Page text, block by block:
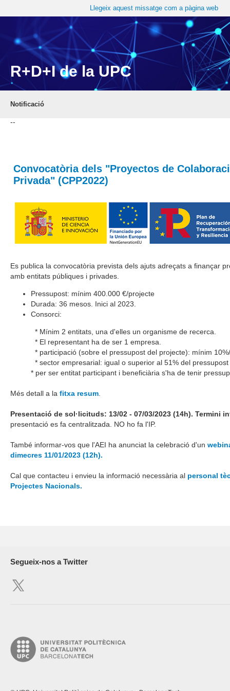
Llegeix aquest missatge com a pàgina web
R+D+I de la UPC
Notificació
--
Convocatòria dels "Proyectos de
Privada" (CPP2022)
Es publica la convocatòria prevista dels ajuts adreçats a finançar
amb entitats públiques i privades.
Pressupost: mínim 400.000 €/projecte
Durada: 36 mesos. Inici al 2023.
Consorci:
* Mínim 2 entitats, una d'elles un organisme de recerca.
* El representant ha de ser 1 empresa.
* participació (sobre el pressupost del projecte): mínim
* sector empresarial: igual o superior al 51% del pressupost
* per ser entitat participant i beneficiària s'ha de tenir
Més detall a la fitxa resum
Presentació de sol·licituds: 13/02 - 07/03/2023 (14h). Termini
presentació es fa centralitzada. NO ho fa l'IP.
També informar-vos que l'AEI ha anunciat la celebració d'un
dimecres 11/01/2023 (12h).
Cal que contacteu i envieu la informació necessària al personal
Projectes Nacionals.
Segueix-nos a Twitter